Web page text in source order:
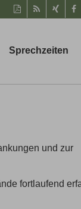
Diese
Seite
drucken
RSS-
Feed
Auf
Xing
Sprechzeiten
und zur
fortlaufend